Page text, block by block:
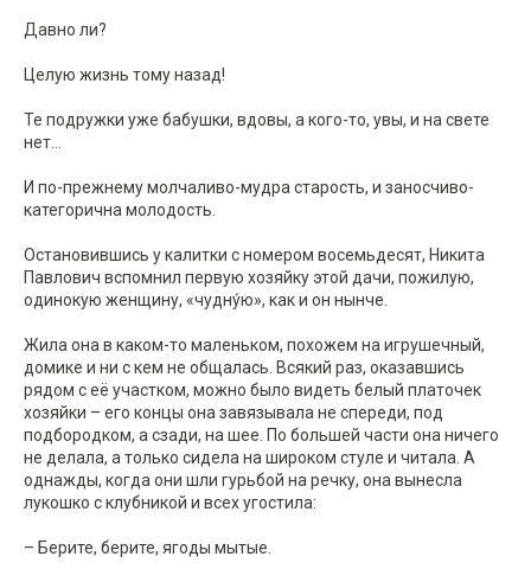
Давно ли?
Целую жизнь тому назад!
Те подружки уже бабушки, вдовы, а кого-то, увы, и на свете
нет...
И по-прежнему молчаливо-мудра старость, и заносчиво-
категорична молодость.
Остановившись у калитки с номером восемьдесят, Никита
Павлович вспомнил первую хозяйку этой дачи, пожилую,
одинокую женщину, «чудну́ю», как и он нынче.
Жила она в каком-то маленьком, похожем на игрушечный,
домике и ни с кем не общалась. Всякий раз, оказавшись
рядом с её участком, можно было видеть белый платочек
хозяйки – его концы она завязывала не спереди, под
подбородком, а сзади, на шее. По большей части она ничего
не делала, а только сидела на широком стуле и читала. А
однажды, когда они шли гурьбой на речку, она вынесла
лукошко с клубникой и всех угостила:
– Берите, берите, ягоды мытые.